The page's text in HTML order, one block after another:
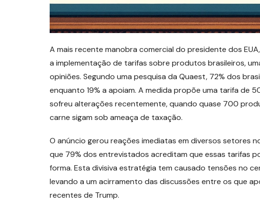
A mais recente manobra comercial do presidente dos
a implementação de tarifas sobre produtos brasileiros,
opiniões. Segundo uma pesquisa da Quaest, 72% dos
enquanto 19% a apoiam. A medida propõe uma tarifa de
sofreu alterações recentemente, quando quase 700
carne sigam sob ameaça de taxação.
O anúncio gerou reações imediatas em diversos setores
que 79% dos entrevistados acreditam que essas tarifas
forma. Esta divisiva estratégia tem causado tensões no
levando a um acirramento das discussões entre os que
recentes de Trump.